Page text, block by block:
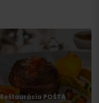
Reštaurácia POŠTA